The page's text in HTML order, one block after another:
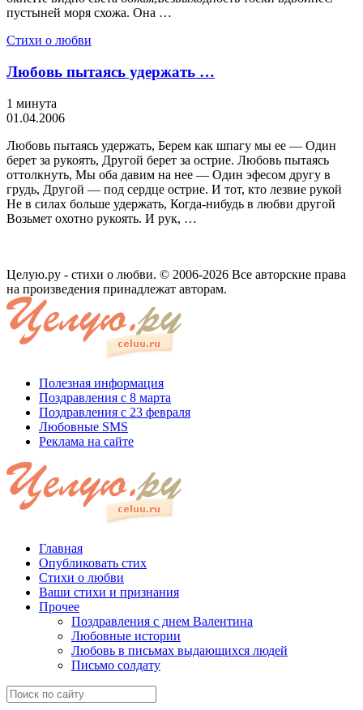
пустыней моря схожа. Она …
Стихи о любви
Любовь пытаясь удержать …
1 минута
01.04.2006
Любовь пытаясь удержать, Берем как шпагу мы ее — Один
берет за рукоять, Другой берет за острие. Любовь пытаясь
оттолкнуть, Мы оба давим на нее — Один эфесом другу в
грудь, Другой — под сердце острие. И тот, кто лезвие рукой
Не в силах больше удержать, Когда-нибудь в любви другой
Возьмет охотно рукоять. И рук, …
Целую.ру - стихи о любви. © 2006-2026 Все авторские права
на произведения принадлежат авторам.
Полезная информация
Поздравления с 8 марта
Поздравления с 23 февраля
Любовные SMS
Реклама на сайте
Главная
Опубликовать стих
Стихи о любви
Ваши стихи и признания
Прочее
Поздравления с днем Валентина
Любовные истории
Любовь в письмах выдающихся людей
Письмо солдату